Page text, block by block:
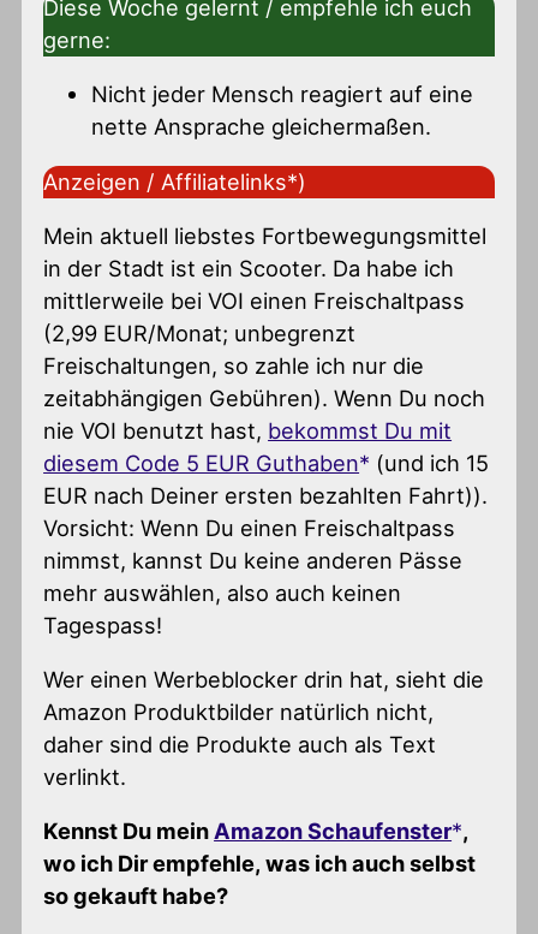
Diese Woche gelernt / empfehle ich euch
gerne:
Nicht jeder Mensch reagiert auf eine
nette Ansprache gleichermaßen.
Anzeigen / Affiliatelinks*)
Mein aktuell liebstes Fortbewegungsmittel
in der Stadt ist ein Scooter. Da habe ich
mittlerweile bei VOI einen Freischaltpass
(2,99 EUR/Monat; unbegrenzt
Freischaltungen, so zahle ich nur die
zeitabhängigen Gebühren). Wenn Du noch
nie VOI benutzt hast, bekommst Du mit
diesem Code 5 EUR Guthaben
(und ich 15
EUR nach Deiner ersten bezahlten Fahrt)).
Vorsicht: Wenn Du einen Freischaltpass
nimmst, kannst Du keine anderen Pässe
mehr auswählen, also auch keinen
Tagespass!
Wer einen Werbeblocker drin hat, sieht die
Amazon Produktbilder natürlich nicht,
daher sind die Produkte auch als Text
verlinkt.
Kennst Du mein Amazon Schaufenster ,
wo ich Dir empfehle, was ich auch selbst
so gekauft habe?